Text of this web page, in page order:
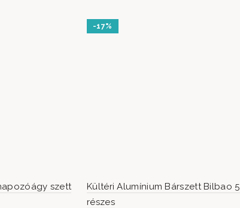
szett
-17%
Kültéri Alumínium Bárszett Bilbao 5
részes